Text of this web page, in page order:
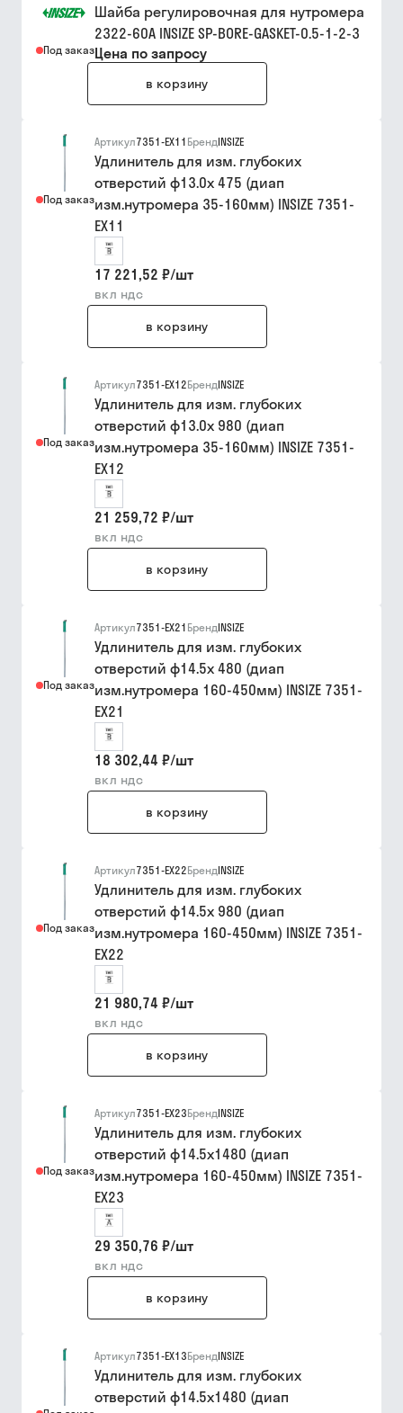
Под заказ
Шайба регулировочная для нутромера
2322-60A INSIZE SP-BORE-GASKET-0.5-1-2-3
Цена по запросу
в корзину
Под заказ
Артикул7351-EX11 БрендINSIZE
Удлинитель для изм. глубоких
отверстий ф13.0х 475 (диап
изм.нутромера 35-160мм) INSIZE 7351-
EX11
17 221,52 ₽/шт
вкл ндс
в корзину
Под заказ
Артикул7351-EX12БрендINSIZE
Удлинитель для изм. глубоких
отверстий ф13.0х 980 (диап
изм.нутромера 35-160мм) INSIZE 7351-
EX12
21 259,72 ₽/шт
вкл ндс
в корзину
Под заказ
Артикул7351-EX21 БрендINSIZE
Удлинитель для изм. глубоких
отверстий ф14.5х 480 (диап
изм.нутромера 160-450мм) INSIZE 7351-
EX21
18 302,44 ₽/шт
вкл ндс
в корзину
Под заказ
Артикул7351-EX22БрендINSIZE
Удлинитель для изм. глубоких
отверстий ф14.5х 980 (диап
изм.нутромера 160-450мм) INSIZE 7351-
EX22
21 980,74 ₽/шт
вкл ндс
в корзину
Под заказ
Артикул7351-EX23БрендINSIZE
Удлинитель для изм. глубоких
отверстий ф14.5х1480 (диап
изм.нутромера 160-450мм) INSIZE 7351-
EX23
29 350,76 ₽/шт
вкл ндс
в корзину
Артикул7351-EX13БрендINSIZE
Удлинитель для изм. глубоких
отверстий ф14.5х1480 (диап